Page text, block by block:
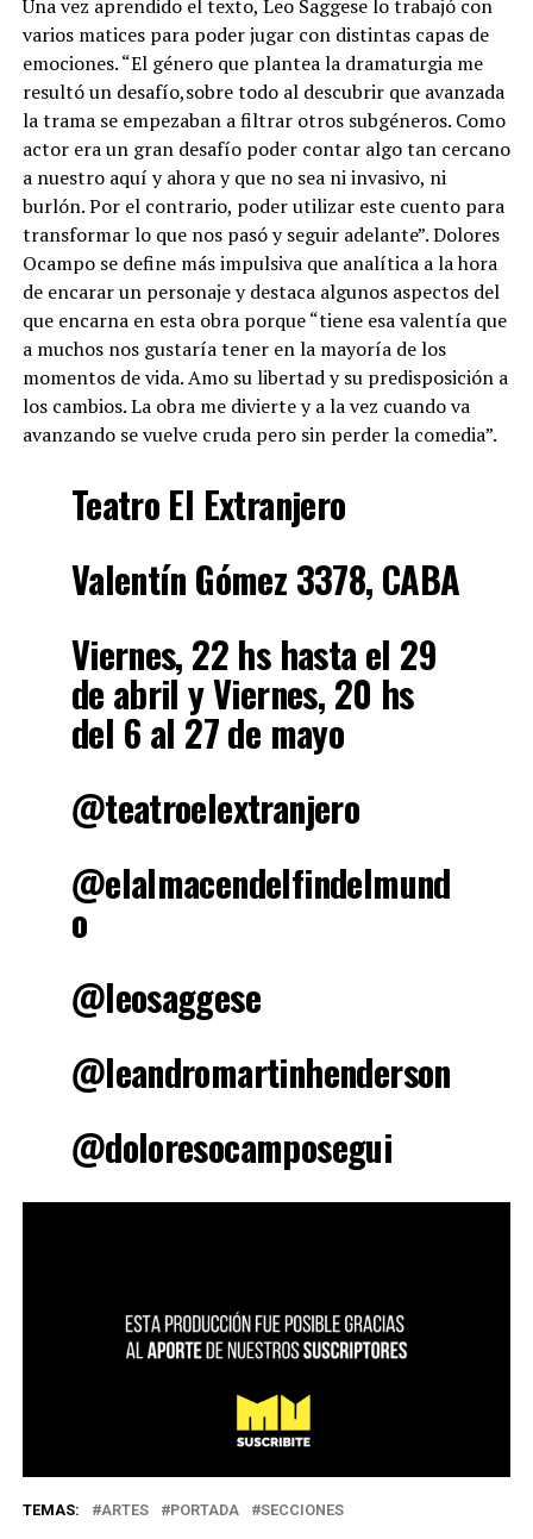
Una vez aprendido el texto, Leo Saggese lo trabajó con
varios matices para poder jugar con distintas capas de
emociones. “El género que plantea la dramaturgia me
resultó un desafío,sobre todo al descubrir que avanzada
la trama se empezaban a filtrar otros subgéneros. Como
actor era un gran desafío poder contar algo tan cercano
a nuestro aquí y ahora y que no sea ni invasivo, ni
burlón. Por el contrario, poder utilizar este cuento para
transformar lo que nos pasó y seguir adelante”. Dolores
Ocampo se define más impulsiva que analítica a la hora
de encarar un personaje y destaca algunos aspectos del
que encarna en esta obra porque “tiene esa valentía que
a muchos nos gustaría tener en la mayoría de los
momentos de vida. Amo su libertad y su predisposición a
los cambios. La obra me divierte y a la vez cuando va
avanzando se vuelve cruda pero sin perder la comedia”.
Teatro El Extranjero
Valentín Gómez 3378, CABA
Viernes, 22 hs hasta el 29
de abril y Viernes, 20 hs
del 6 al 27 de mayo
@teatroelextranjero
@elalmacendelfindelmund
o
@leosaggese
@leandromartinhenderson
@doloresocamposegui
TEMAS: ARTES PORTADA SECCIONES